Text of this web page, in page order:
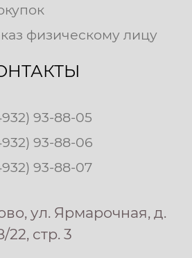
физическому лицу
93-88-05
93-88-06
93-88-07
ул. Ярмарочная, д.
22, стр. 3